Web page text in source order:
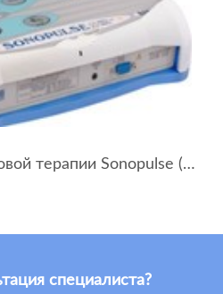
Аппарат ультразвуковой терапии Sonopulse (мультичастотный 1 и 3 Мгц)
специалиста?